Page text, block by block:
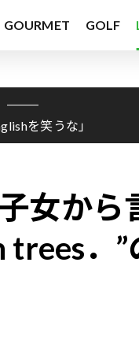
GOURMET GOLF
を笑うな」
女から
trees．